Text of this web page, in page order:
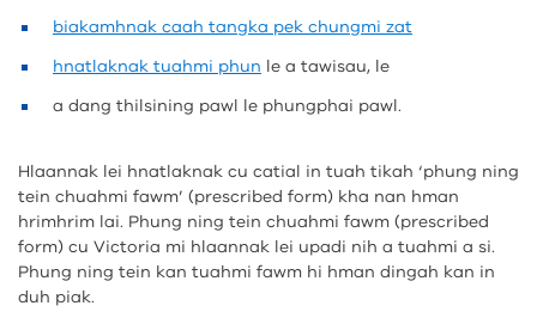
biakamhnak caah tangka pek chungmi zat
hnatlaknak tuahmi phun le a tawisau, le
a dang thilsining pawl le phungphai pawl.
Hlaannak lei hnatlaknak cu catial in tuah tikah ‘phung ning
tein chuahmi fawm’ (prescribed form) kha nan hman
hrimhrim lai. Phung ning tein chuahmi fawm (prescribed
form) cu Victoria mi hlaannak lei upadi nih a tuahmi a si.
Phung ning tein kan tuahmi fawm hi hman dingah kan in
duh piak.